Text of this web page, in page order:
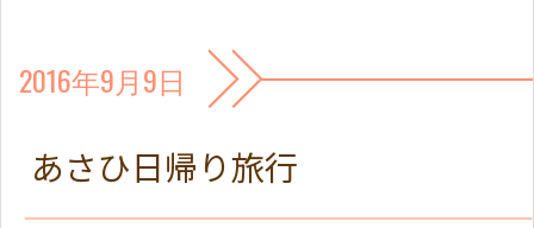
2016年9月9日
あさひ日帰り旅行